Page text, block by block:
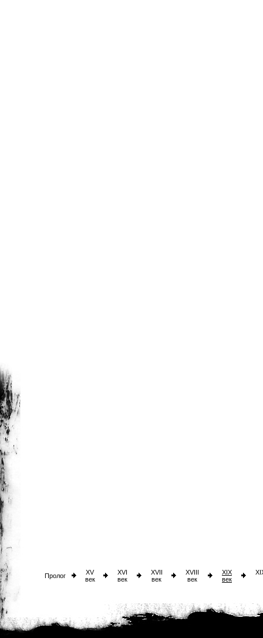
Пролог
XV
век
XVI
век
XVII
век
XVIII
век
XIX
век